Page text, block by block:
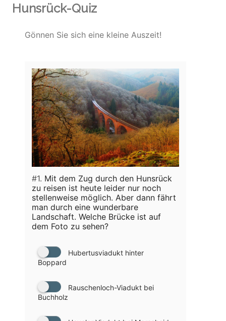
Hunsrück-Quiz
Gönnen Sie sich eine kleine Auszeit!
#1. Mit dem Zug durch den Hunsrück
zu reisen ist heute leider nur noch
stellenweise möglich. Aber dann fährt
man durch eine wunderbare
Landschaft. Welche Brücke ist auf
dem Foto zu sehen?
Hubertusviadukt hinter
Boppard
Rauschenloch-Viadukt bei
Buchholz